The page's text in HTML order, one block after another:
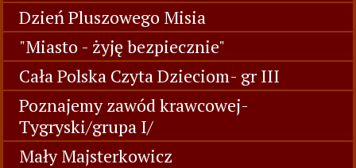
Dzień Pluszowego Misia
"Miasto - żyję bezpiecznie"
Cała Polska Czyta Dzieciom- gr III
Poznajemy zawód krawcowej-
Tygryski/grupa I/
Mały Majsterkowicz